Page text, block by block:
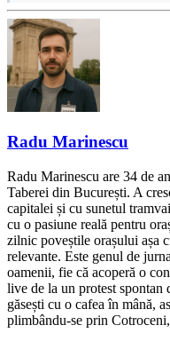
Radu Marinescu
Radu Marinescu are 34 de
Taberei din București. A
capitalei și cu sunetul
cu o pasiune reală pentru
zilnic poveștile orașului așa
relevante. Este genul de
oamenii, fie că acoperă o
live de la un protest
găsești cu o cafea în mână,
plimbându-se prin